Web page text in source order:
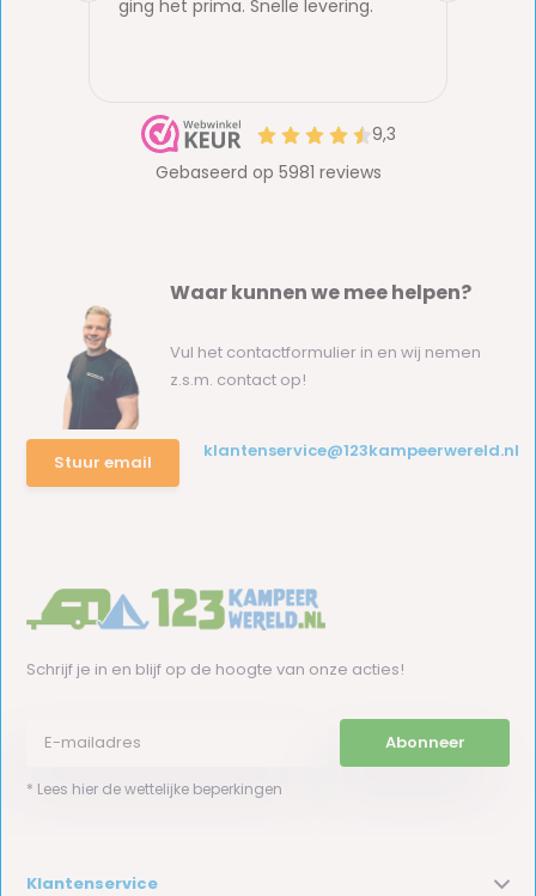
Waar kunnen we mee helpen?
Vul het contactformulier in en wij nemen
z.s.m. contact op!
Stuur email
klantenservice@123kampeerwereld.nl
Schrijf je in en blijf op de hoogte van onze acties!
Abonneer
* Lees hier de wettelijke beperkingen
Klantenservice